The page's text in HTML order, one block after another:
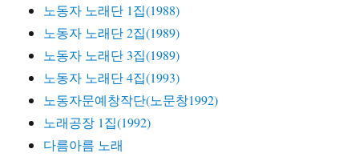
노동자 노래단 1집(1988)
노동자 노래단 2집(1989)
노동자 노래단 3집(1989)
노동자 노래단 4집(1993)
노동자문예창작단(노문창1992)
노래공장 1집(1992)
다름아름 노래